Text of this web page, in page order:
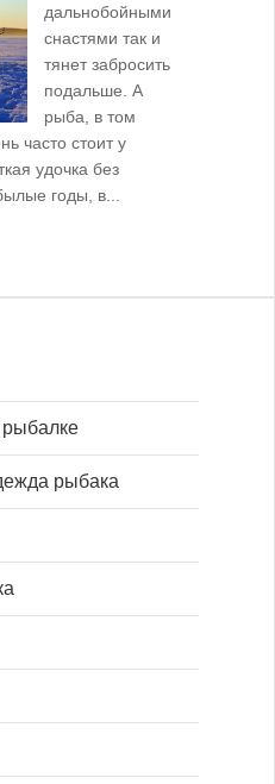
дальнобойными
снастями так и
тянет забросить
подальше. А
рыба, в том
часто стоит у
удочка без
годы, в...
рыбалке
рыбака